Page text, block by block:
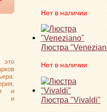
и
и
Нет в наличии
Люстра
Нет в наличии
Люстра "Vivaldi"